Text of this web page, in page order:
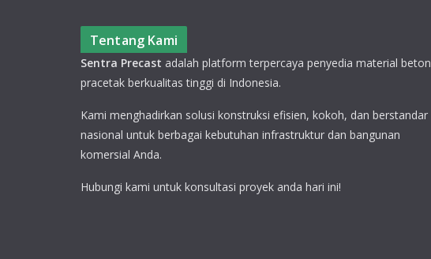
Tentang Kami
Sentra Precast adalah platform terpercaya penyedia material beton
pracetak berkualitas tinggi di Indonesia.
Kami menghadirkan solusi konstruksi efisien, kokoh, dan berstandar
nasional untuk berbagai kebutuhan infrastruktur dan bangunan
komersial Anda.
Hubungi kami untuk konsultasi proyek anda hari ini!